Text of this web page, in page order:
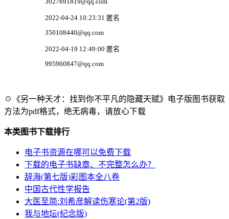
2022-04-24 10:23:31 匿名
350108440@qq.com
2022-04-19 12:49:00 匿名
995960847@qq.com
☉《另一种天才：找到你不平凡的隐藏天赋》电子版图书获取
方法为pdf格式，绝无病毒，请放心下载
本类图书下载排行
电子书资源在哪可以免费下载
下载的电子书缺章、不完整怎么办？
辞海(第七版)彩图本全八卷
中国古代性学报告
大医至简:刘希彦解读伤寒论(第2版)
我与地坛(纪念版)